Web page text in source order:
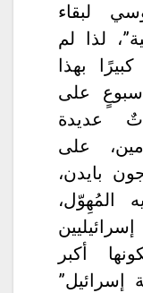
لبقاء
لذا لم
بهذا
على
عديدة
على
بايدن،
المُهِوّل،
أكبر
إسرائيل”